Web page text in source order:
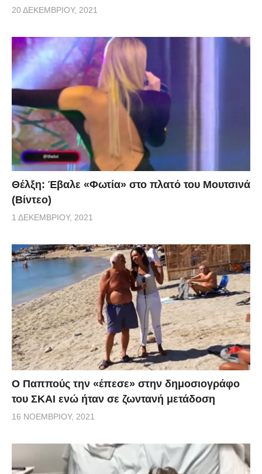
20 ΔΕΚΕΜΒΡΊΟΥ, 2021
Θέλξη: Έβαλε «Φωτία» στο πλατό του Μουτσινά
(Βίντεο)
1 ΔΕΚΕΜΒΡΊΟΥ, 2021
Ο Παππούς την «έπεσε» στην δημοσιογράφο
του ΣΚΑΙ ενώ ήταν σε ζωντανή μετάδοση
16 ΝΟΕΜΒΡΊΟΥ, 2021